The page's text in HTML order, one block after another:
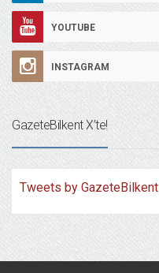
YOUTUBE
INSTAGRAM
GazeteBilkent X’te!
Tweets by GazeteBilkent